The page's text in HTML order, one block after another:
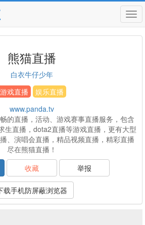
熊猫直播
白衣牛仔少年
游戏直播
娱乐直播
www.panda.tv
的直播，活动、游戏赛事直播服务，包含
生直播，dota2直播等游戏直播，更有大型
、演唱会直播，精品视频直播，精彩直播
尽在熊猫直播！
收藏 举报
载手机防屏蔽浏览器